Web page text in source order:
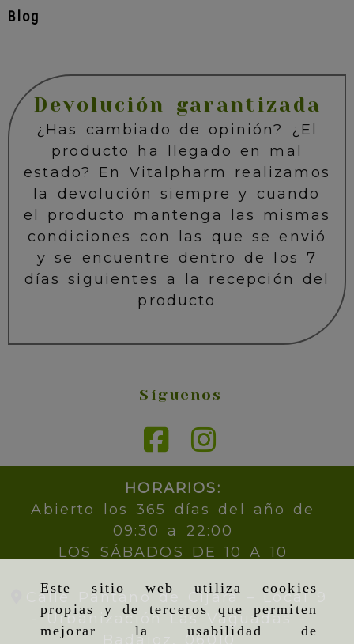
Este sitio web utiliza cookies
propias y de terceros que permiten
mejorar la usabilidad de
Blog
Devolución garantizada
¿Has cambiado de opinión? ¿El
producto ha llegado en mal
estado? En Vitalpharm realizamos
la devolución siempre y cuando
el producto mantenga las mismas
condiciones con las que se envió
y se encuentre dentro de los 7
días siguientes a la recepción del
producto
Síguenos
HORARIOS:
Abierto los 365 días del año de
09:30 a 22:00
LOS SÁBADOS DE 10 A 10
Calle Pantano de Cijara – Local 9
- Urbanización Las Vaguadas -
Badajoz,
06010